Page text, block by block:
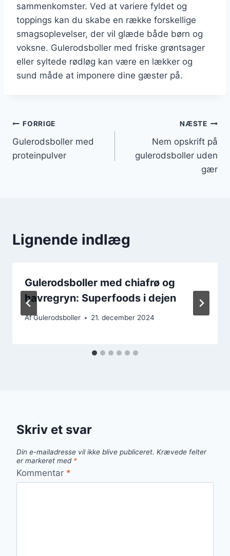
sammenkomster. Ved at variere fyldet og
toppings kan du skabe en række forskellige
smagsoplevelser, der vil glæde både børn og
voksne. Gulerodsboller med friske grøntsager
eller syltede rødløg kan være en lækker og
sund måde at imponere dine gæster på.
Indlægsnavigation
FORRIGE
Gulerodsboller med
proteinpulver
NÆSTE
Nem opskrift på
gulerodsboller uden
gær
Lignende indlæg
Gulerodsboller med chiafrø og
havregryn: Superfoods i dejen
AfGulerodsboller 21. december 2024
Skriv et svar
Din e-mailadresse vil ikke blive publiceret. Krævede felter
er markeret med *
Kommentar *